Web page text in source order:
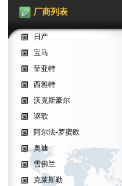
厂商列表
日产
宝马
菲亚特
西雅特
沃克斯豪尔
讴歌
阿尔法-罗蜜欧
奥迪
雪佛兰
克莱斯勒